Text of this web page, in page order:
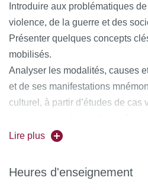
sur la violence et études de cas
Introduire aux problématiques
violence, de la guerre et des
Présenter quelques concepts
mobilisés.
Analyser les modalités, causes
et de ses manifestations
culturel, à partir d’études de cas
recherche en contexte de
Lire plus
Heures d'enseignement